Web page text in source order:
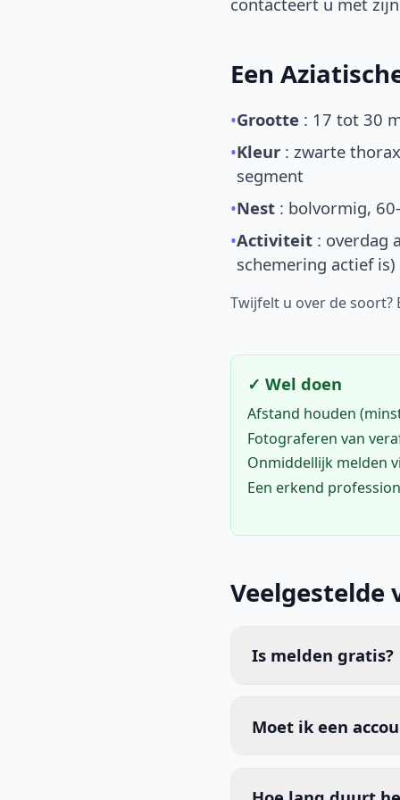
Een
•Grootte : 17 tot 30
•Kleur : zwarte
segment
•Nest : bolvormig,
•Activiteit : overdag
schemering actief is)
Twijfelt u over de soort?
✓ Wel doen
Afstand houden
Fotograferen van
Onmiddellijk melden
Een erkend
Veelgestelde
Is melden gratis?
Moet ik een